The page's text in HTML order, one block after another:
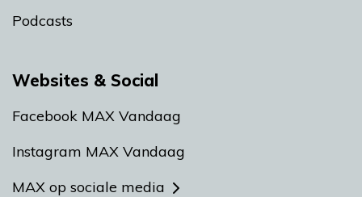
Podcasts
Websites & Social
Facebook MAX Vandaag
Instagram MAX Vandaag
MAX op sociale media